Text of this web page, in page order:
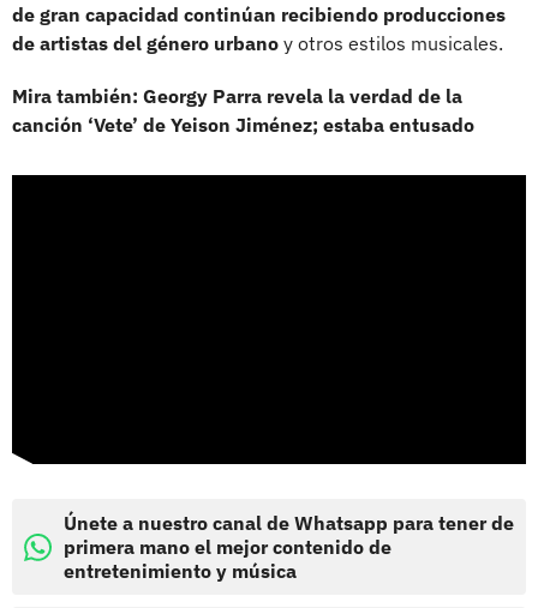
de gran capacidad continúan recibiendo producciones
de artistas del género urbano y otros estilos musicales.
Mira también: Georgy Parra revela la verdad de la
canción ‘Vete’ de Yeison Jiménez; estaba entusado
Únete a nuestro canal de Whatsapp para tener de
primera mano el mejor contenido de
entretenimiento y música